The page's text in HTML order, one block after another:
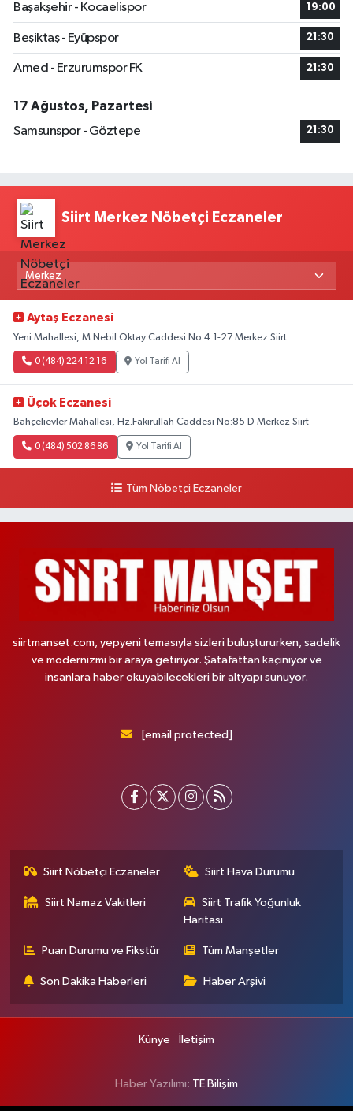
Başakşehir - Kocaelispor
19:00
Beşiktaş - Eyüpspor 21:30
Amed - Erzurumspor FK 21:30
17 Ağustos, Pazartesi
Samsunspor - Göztepe
21:30
Siirt Merkez Nöbetçi Eczaneler
Aytaş Eczanesi
Yeni Mahallesi, M.Nebil Oktay Caddesi No:4 1-27 Merkez Siirt
0 (484) 224 12 16 Yol Tarifi Al
Üçok Eczanesi
Bahçelievler Mahallesi, Hz.Fakirullah Caddesi No:85 D Merkez Siirt
0 (484) 502 86 86 Yol Tarifi Al
Tüm Nöbetçi Eczaneler
siirtmanset.com, yepyeni temasıyla sizleri buluştururken, sadelik
ve modernizmi bir araya getiriyor. Şatafattan kaçınıyor ve
insanlara haber okuyabilecekleri bir altyapı sunuyor.
[email protected]
Siirt Nöbetçi Eczaneler Siirt Hava Durumu
Siirt Namaz Vakitleri
Siirt Trafik Yoğunluk
Haritası
Puan Durumu ve Fikstür Tüm Manşetler
Son Dakika Haberleri Haber Arşivi
Künye İletişim
Haber Yazılımı: TE Bilişim